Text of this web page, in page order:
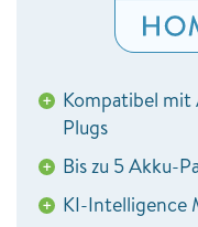
+ Kompatibel
Plugs
+ Bis zu 5 Akku-
+ KI-Intelligence